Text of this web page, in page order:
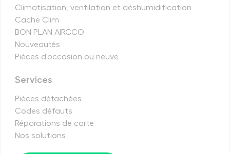
Climatisation, ventilation et déshumidification
Cache Clim
BON PLAN AIRCCO
Nouveautés
Pièces d'occasion ou neuve
Services
Pièces détachées
Codes défauts
Réparations de carte
Nos solutions